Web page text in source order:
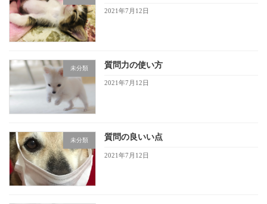
2021年7月12日
未分類 質問力の使い方
2021年7月12日
未分類 質問の良いい点
2021年7月12日